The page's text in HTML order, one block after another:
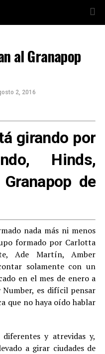
al Granapop
2, 2016
girando por
Hinds,
de
nada más ni menos
formado por Carlotta
Ade Martín, Amber
solamente con un
en el mes de enero a
es difícil pensar
que no haya oído hablar
y atrevidas y,
a girar ciudades de